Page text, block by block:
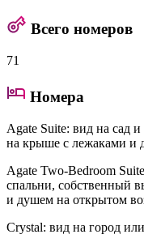
Всего номеров
71
Номера
Agate Suite: вид на сад
на крыше с лежаками и
Agate Two-Bedroom Suite
спальни, собственный
и душем на открытом
Crystal: вид на город